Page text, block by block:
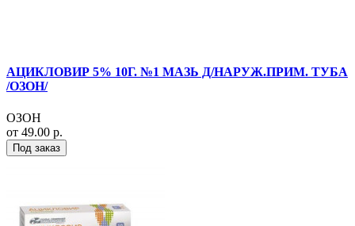
АЦИКЛОВИР 5% 10Г. №1 МАЗЬ Д/НАРУЖ.ПРИМ. ТУБА
/ОЗОН/
ОЗОН
от 49.00 р.
Под заказ